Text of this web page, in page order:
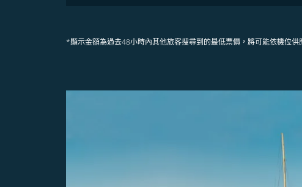
*顯示金額為過去48小時內其他旅客搜尋到的最低票價，將可能依機位供